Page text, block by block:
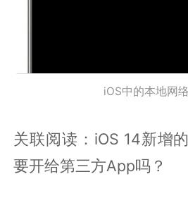
iOS中的本地网
关联阅读：iOS 14新增
要开给第三方App吗？